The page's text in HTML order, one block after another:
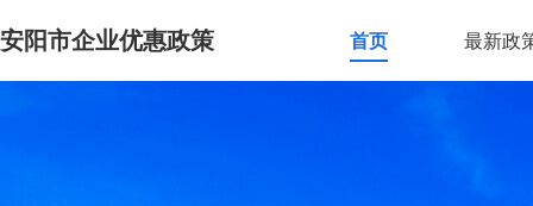
安阳市企业优惠政策 首页 最新政